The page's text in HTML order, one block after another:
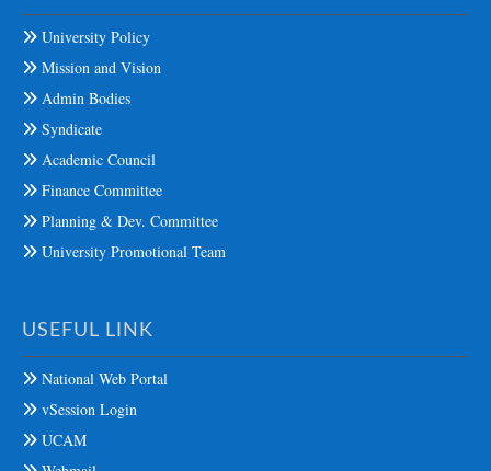
University Policy
Mission and Vision
Admin Bodies
Syndicate
Academic Council
Finance Committee
Planning & Dev. Committee
University Promotional Team
USEFUL LINK
National Web Portal
vSession Login
UCAM